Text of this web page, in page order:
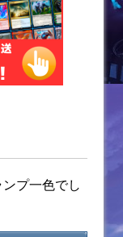
プ一色でし